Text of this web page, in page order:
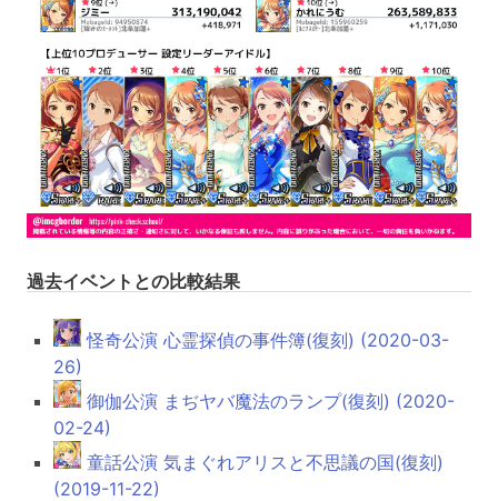
過去イベントとの比較結果
怪奇公演 心霊探偵の事件簿(復刻) (2020-03-
26)
御伽公演 まぢヤバ魔法のランプ(復刻) (2020-
02-24)
童話公演 気まぐれアリスと不思議の国(復刻)
(2019-11-22)